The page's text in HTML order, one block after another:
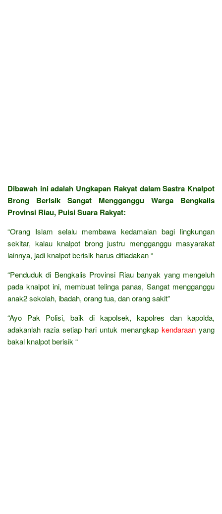
Dibawah ini adalah Ungkapan Rakyat dalam Sastra Knalpot
Brong Berisik Sangat Mengganggu Warga Bengkalis
Provinsi Riau, Puisi Suara Rakyat:
“Orang Islam selalu membawa kedamaian bagi lingkungan
sekitar, kalau knalpot brong justru mengganggu masyarakat
lainnya, jadi knalpot berisik harus ditiadakan “
“Penduduk di Bengkalis Provinsi Riau banyak yang mengeluh
pada knalpot ini, membuat telinga panas, Sangat mengganggu
anak2 sekolah, ibadah, orang tua, dan orang sakit”
“Ayo Pak Polisi, baik di kapolsek, kapolres dan kapolda,
adakanlah razia setiap hari untuk menangkap kendaraan yang
bakal knalpot berisik “